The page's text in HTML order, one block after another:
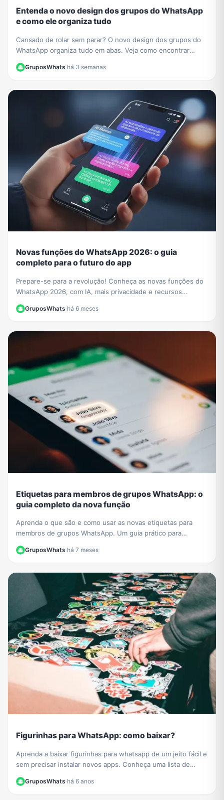
Entenda o novo design dos grupos do WhatsApp
e como ele organiza tudo
Cansado de rolar sem parar? O novo design dos grupos do
WhatsApp organiza tudo em abas. Veja como encontrar
GruposWhats·há 3 semanas
Novas funções do WhatsApp 2026: o guia
completo para o futuro do app
Prepare-se para a revolução! Conheça as novas funções do
WhatsApp 2026, com IA, mais privacidade e recursos
GruposWhats·há 6 meses
Etiquetas para membros de grupos WhatsApp: o
guia completo da nova função
Aprenda o que são e como usar as novas etiquetas para
membros de grupos WhatsApp. Um guia prático para
organizar e identificar participantes facilmente.
GruposWhats·há 7 meses
Figurinhas para WhatsApp: como baixar?
Aprenda a baixar figurinhas para whatsapp de um jeito fácil e
sem precisar instalar novos apps. Conheça uma lista de
stickers para compartilhar com todos os seus contatos.
GruposWhats·há 6 anos